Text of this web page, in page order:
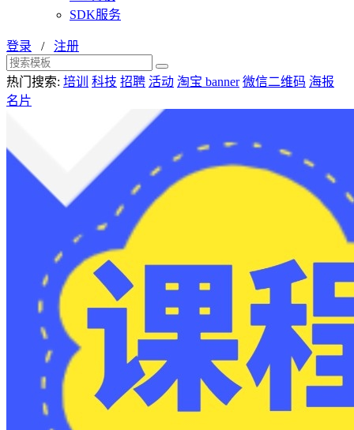
SDK服务
登录 / 注册
热门搜索: 培训 科技 招聘 活动 淘宝 banner 微信二维码 海报
名片